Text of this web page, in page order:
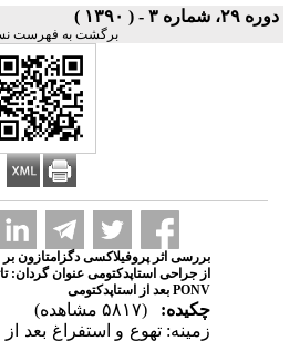
دوره ۲۹، شماره ۳ - ( ۱۳۹۰ )
برگشت به فهرست
بررسی اثر پروفیلاکسی دگزامتازون
از جراحی استاپدکتومی عنوان گردان:
PONV بعد از استاپدکتومی
چکیده:
(۵۸۱۷ مشاهده)
زمینه: تهوع و استفراغ بعد